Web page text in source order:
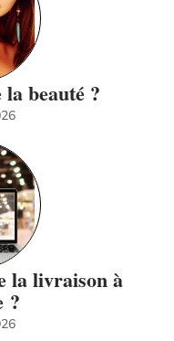
beauté ?
la livraison à
?